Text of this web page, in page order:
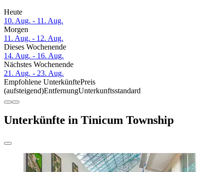
Heute
10. Aug. - 11. Aug.
Morgen
11. Aug. - 12. Aug.
Dieses Wochenende
14. Aug. - 16. Aug.
Nächstes Wochenende
21. Aug. - 23. Aug.
Empfohlene UnterkünftePreis
(aufsteigend)EntfernungUnterkunftsstandard
Unterkünfte in Tinicum Township